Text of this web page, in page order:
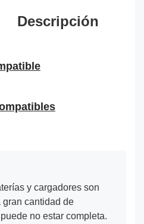
Descripción
y cargadores son
cantidad de
no estar completa.